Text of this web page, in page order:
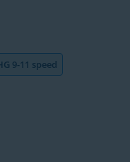
9-11 speed